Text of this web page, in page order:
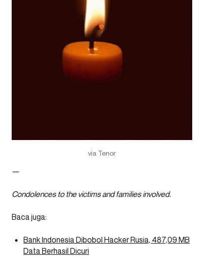
via Tenor
—
Condolences to the victims and families involved.
Baca juga:
Bank Indonesia Dibobol Hacker Rusia, 487,09 MB
Data Berhasil Dicuri